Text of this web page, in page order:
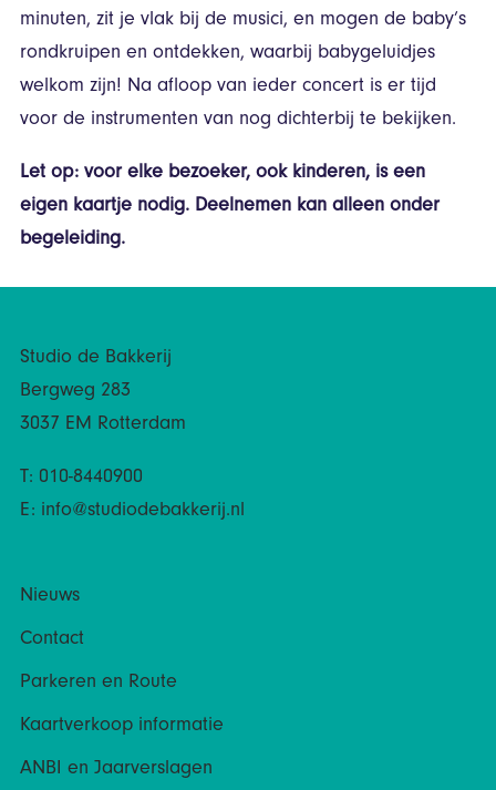
minuten, zit je vlak bij de musici, en mogen de baby’s
rondkruipen en ontdekken, waarbij babygeluidjes
welkom zijn! Na afloop van ieder concert is er tijd
voor de instrumenten van nog dichterbij te bekijken.
Let op: voor elke bezoeker, ook kinderen, is een
eigen kaartje nodig. Deelnemen kan alleen onder
begeleiding.
Studio de Bakkerij
Bergweg 283
3037 EM Rotterdam
T: 010-8440900
E: info@studiodebakkerij.nl
Nieuws
Contact
Parkeren en Route
Kaartverkoop informatie
ANBI en Jaarverslagen